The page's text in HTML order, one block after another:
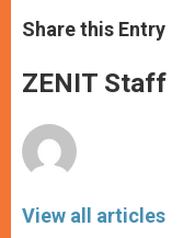
t
s
p
p
s
e
g
e
e
b
o
k
Share this Entry
ZENIT Staff
View all articles